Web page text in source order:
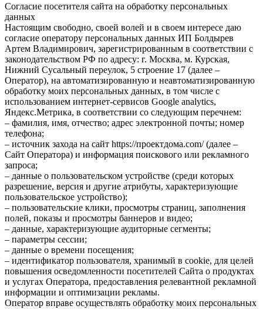
Согласие посетителя сайта на обработку персональных
данных
Настоящим свободно, своей волей и в своем интересе даю
согласие оператору персональных данных ИП Болдырев
Артем Владимирович, зарегистрированным в соответствии с
законодательством РФ по адресу: г. Москва, м. Курская,
Нижний Сусальный переулок, 5 строение 17 (далее –
Оператор), на автоматизированную и неавтоматизированную
обработку моих персональных данных, в том числе с
использованием интернет-сервисов Google analytics,
Яндекс.Метрика, в соответствии со следующим перечнем:
– фамилия, имя, отчество; адрес электронной почты; номер
телефона;
– источник захода на сайт https://проектдома.com/ (далее –
Сайт Оператора) и информация поискового или рекламного
запроса;
– данные о пользовательском устройстве (среди которых
разрешение, версия и другие атрибуты, характеризующие
пользовательское устройство);
– пользовательские клики, просмотры страниц, заполнения
полей, показы и просмотры баннеров и видео;
– данные, характеризующие аудиторные сегменты;
– параметры сессии;
– данные о времени посещения;
– идентификатор пользователя, хранимый в cookie, для целей
повышения осведомленности посетителей Сайта о продуктах
и услугах Оператора, предоставления релевантной рекламной
информации и оптимизации рекламы.
Оператор вправе осуществлять обработку моих персональных